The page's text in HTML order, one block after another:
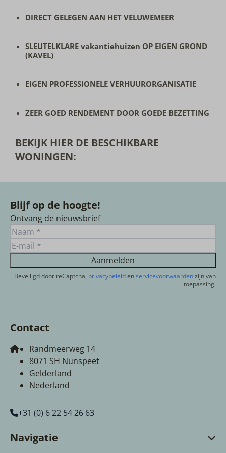
DIRECT GELEGEN AAN HET VELUWEMEER
SLEUTELKLARE vakantiehuizen OP EIGEN GROND
(KAVEL)
EIGEN PROFESSIONELE VERHUURORGANISATIE
ZEER GOED RENDEMENT DOOR GOEDE BEZETTING
BEKIJK HIER DE BESCHIKBARE
WONINGEN:
Blijf op de hoogte!
Ontvang de nieuwsbrief
Aanmelden
Beveiligd door reCaptcha, privacybeleidenservicevoorwaardenzijn van
toepassing.
Contact
Randmeerweg 14
8071 SH Nunspeet
Gelderland
Nederland
+31 (0) 6 22 54 26 63
Navigatie